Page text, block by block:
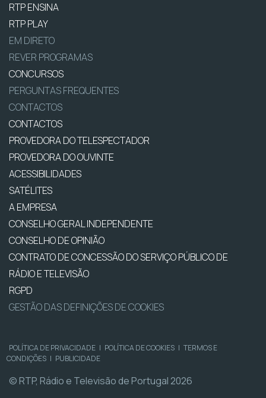
RTP ENSINA
RTP PLAY
EM DIRETO
REVER PROGRAMAS
CONCURSOS
PERGUNTAS FREQUENTES
CONTACTOS
CONTACTOS
PROVEDORA DO TELESPECTADOR
PROVEDORA DO OUVINTE
ACESSIBILIDADES
SATÉLITES
A EMPRESA
CONSELHO GERAL INDEPENDENTE
CONSELHO DE OPINIÃO
CONTRATO DE CONCESSÃO DO SERVIÇO PÚBLICO DE
RÁDIO E TELEVISÃO
RGPD
GESTÃO DAS DEFINIÇÕES DE COOKIES
POLÍTICA DE PRIVACIDADE | POLÍTICA DE COOKIES | TERMOS E
CONDIÇÕES | PUBLICIDADE
© RTP, Rádio e Televisão de Portugal 2026